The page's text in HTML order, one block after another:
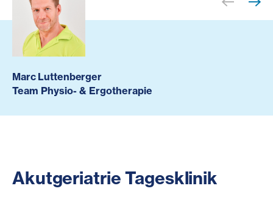
Marc Luttenberger
Team Physio- & Ergotherapie
Akutgeriatrie Tagesklinik